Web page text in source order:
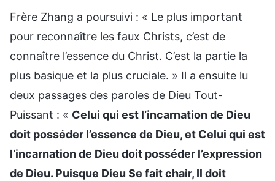
Frère Zhang a poursuivi : « Le plus important
pour reconnaître les faux Christs, c’est de
connaître l’essence du Christ. C’est la partie la
plus basique et la plus cruciale. » Il a ensuite lu
deux passages des paroles de Dieu Tout-
Puissant : « Celui qui est l’incarnation de Dieu
doit posséder l’essence de Dieu, et Celui qui est
l’incarnation de Dieu doit posséder l’expression
de Dieu. Puisque Dieu Se fait chair, Il doit